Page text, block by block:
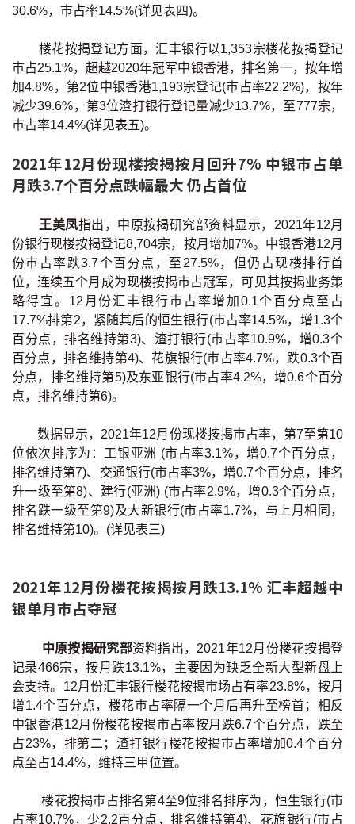
30.6%，巿占率14.5%(详见表四)。
楼花按揭登记方面，汇丰银行以1,353宗楼花按揭登记
巿占25.1%，超越2020年冠军中银香港，排名第一，按年增
加4.8%，第2位中银香港1,193宗登记(巿占率22.2%)，按年
减少39.6%，第3位渣打银行登记量减少13.7%，至777宗，
巿占率14.4%(详见表五)。
2021年12月份现楼按揭按月回升7% 中银巿占单
月跌3.7个百分点跌幅最大 仍占首位
王美凤指出，中原按揭研究部资料显示，2021年12月
份银行现楼按揭登记8,704宗，按月增加7%。中银香港12月
份巿占率跌3.7个百分点，至27.5%，但仍占现楼排行首
位，连续五个月成为现楼按揭巿占冠军，可见其按揭业务策
略得宜。12月份汇丰银行巿占率增加0.1个百分点至占
17.7%排第2，紧随其后的恒生银行(巿占率14.5%，增1.3个
百分点，排名维持第3)、渣打银行(巿占率10.9%，增0.3个
百分点，排名维持第4)、花旗银行(巿占率4.7%，跌0.3个百
分点，排名维持第5)及东亚银行(巿占率4.2%，增0.6个百分
点，排名维持第6)。
数据显示，2021年12月份现楼按揭巿占率，第7至第10
位依次排序为：工银亚洲 (市占率3.1%，增0.7个百分点，
排名维持第7)、交通银行(市占率3%，增0.7个百分点，排名
升一级至第8)、建行(亚洲) (市占率2.9%，增0.3个百分点，
排名跌一级至第9)及大新银行(市占率1.7%，与上月相同，
排名维持第10)。(详见表三)
2021年12月份楼花按揭按月跌13.1% 汇丰超越中
银单月巿占夺冠
中原按揭研究部资料指出，2021年12月份楼花按揭登
记录466宗，按月跌13.1%，主要因为缺乏全新大型新盘上
会支持。12月份汇丰银行楼花按揭市场占有率23.8%，按月
增1.4个百分点，楼花巿占率隔一个月后再升至榜首；相反
中银香港12月份楼花按揭市占率按月跌6.7个百分点，跌至
占23%，排第二；渣打银行楼花按揭巿占率增加0.4个百分
点至占14.4%，维持三甲位置。
楼花按揭巿占排名第4至9位排名排序为，恒生银行(市
占率10.7%，少2.2百分点，排名维持第4)、花旗银行(市占